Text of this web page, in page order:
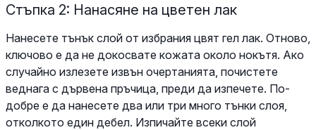
Стъпка 2: Нанасяне на цветен лак
Нанесете тънък слой от избрания цвят гел лак. Отново,
ключово е да не докосвате кожата около нокътя. Ако
случайно излезете извън очертанията, почистете
веднага с дървена пръчица, преди да изпечете. По-
добре е да нанесете два или три много тънки слоя,
отколкото един дебел. Изпичайте всеки слой